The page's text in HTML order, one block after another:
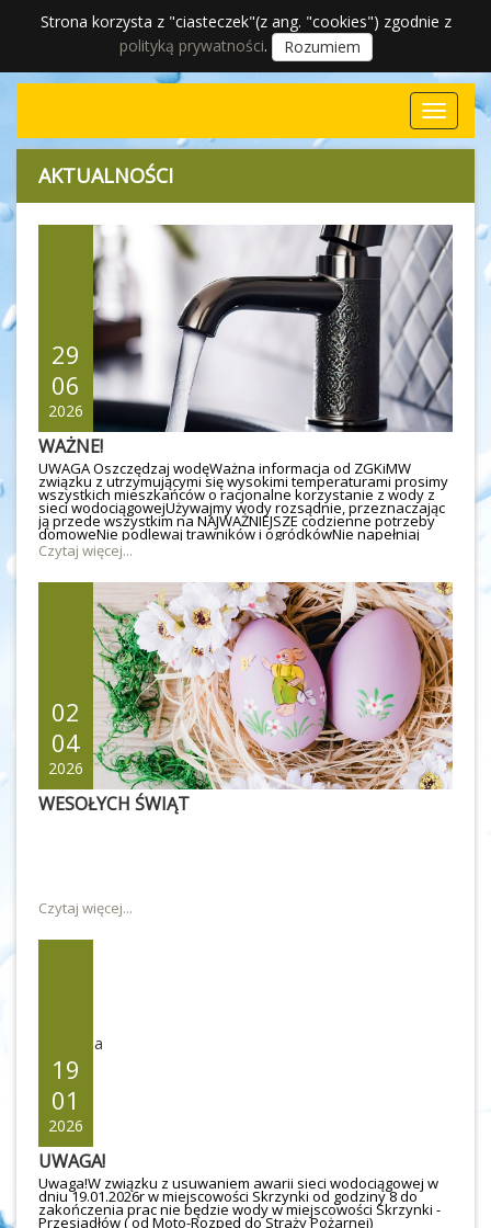
Strona korzysta z "ciasteczek"(z ang. "cookies") zgodnie z
polityką prywatności. Rozumiem
AKTUALNOŚCI
29
06
2026
WAŻNE!
UWAGA Oszczędzaj wodęWażna informacja od ZGKiMW
związku z utrzymującymi się wysokimi temperaturami prosimy
wszystkich mieszkańców o racjonalne korzystanie z wody z
sieci wodociągowejUżywajmy wody rozsądnie, przeznaczając
ją przede wszystkim na NAJWAŻNIEJSZE codzienne potrzeby
domoweNie podlewaj trawników i ogródkówNie napełniaj
przydomowych basenówDzięki odpowiedzialnemu podejściu
każdego z nas możliwe będzie utrzymanie ciągłości dostaw
zrozumienie i wspólną troskę o racjonalne gospodarowanie
zasobami wody.
Czytaj więcej...
02
04
2026
WESOŁYCH ŚWIĄT
Czytaj więcej...
19
01
2026
UWAGA!
Uwaga!W związku z usuwaniem awarii sieci wodociągowej w
dniu 19.01.2026r w miejscowości Skrzynki od godziny 8 do
zakończenia prac nie będzie wody w miejscowości Skrzynki -
Przesiadłów ( od Moto-Rozpęd do Straży Pożarnej)